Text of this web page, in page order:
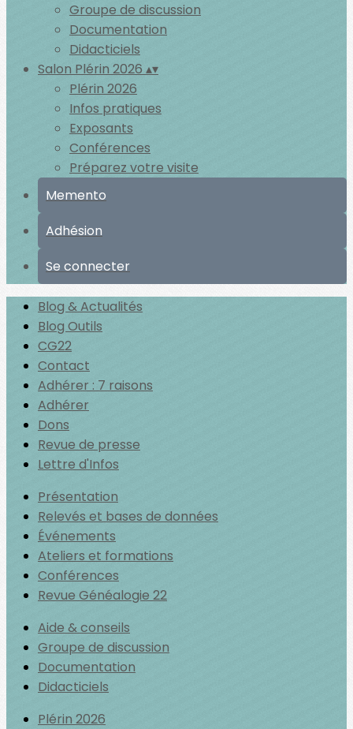
Groupe de discussion
Documentation
Didacticiels
Salon Plérin 2026 ▴▾
Plérin 2026
Infos pratiques
Exposants
Conférences
Préparez votre visite
Memento
Adhésion
Se connecter
Blog & Actualités
Blog Outils
CG22
Contact
Adhérer : 7 raisons
Adhérer
Dons
Revue de presse
Lettre d'Infos
Présentation
Relevés et bases de données
Événements
Ateliers et formations
Conférences
Revue Généalogie 22
Aide & conseils
Groupe de discussion
Documentation
Didacticiels
Plérin 2026